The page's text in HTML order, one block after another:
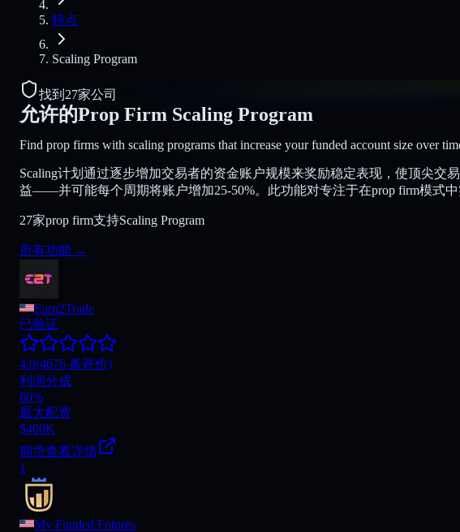
特点
Scaling Program
找到27家公司
允许的Prop Firm Scaling Program
Find prop firms with scaling programs that increase your funded account size over
Scaling计划通过逐步增加交易者的资金账户规模来奖励稳定表现，使顶尖
益——并可能每个周期将账户增加25-50%。此功能对专注于在prop firm模式
27家prop firm支持Scaling Program
所有功能 →
Earn2Trade
已验证
4.9(4676 条评价)
利润分成
80%
最大配资
$400K
期货查看详情
1
My Funded Futures